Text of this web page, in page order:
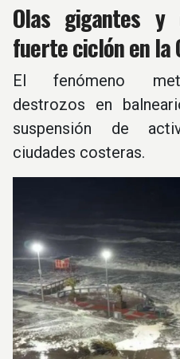
Olas gigantes y
fuerte ciclón en la
El fenómeno
destrozos en
suspensión de
ciudades costeras.